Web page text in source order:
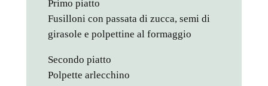
Primo piatto
Fusilloni con passata di zucca, semi di
girasole e polpettine al formaggio
Secondo piatto
Polpette arlecchino